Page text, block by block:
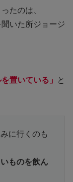
たのは、
聞いた所ジョージ
置いている」
と
に行くのも
ものを飲ん